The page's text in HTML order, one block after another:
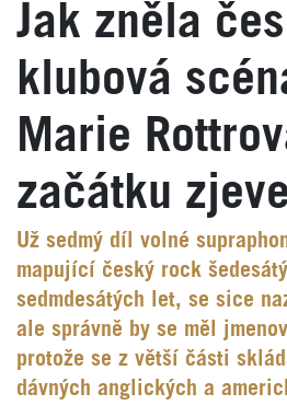
Jak zněla
klubová
Marie
začátku
Už sedmý díl volné
mapující český rock
sedmdesátých let, se sice
ale správně by se měl
protože se z větší části
dávných anglických a